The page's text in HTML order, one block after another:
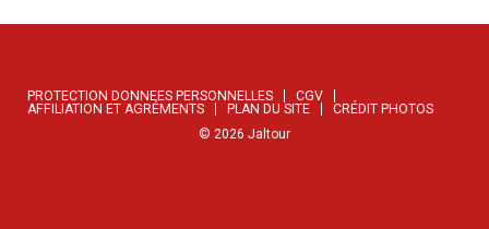
PROTECTION DONNEES PERSONNELLES
CGV
AFFILIATION ET AGRÉMENTS
PLAN DU SITE
CRÉDIT PHOTOS
© 2026 Jaltour